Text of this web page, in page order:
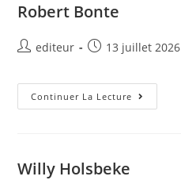
Robert Bonte
editeur 13 juillet 2026
Continuer La Lecture
Willy Holsbeke